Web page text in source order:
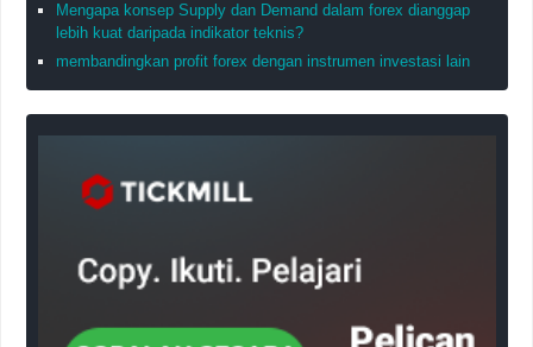
Mengapa konsep Supply dan Demand dalam forex dianggap
lebih kuat daripada indikator teknis?
membandingkan profit forex dengan instrumen investasi lain